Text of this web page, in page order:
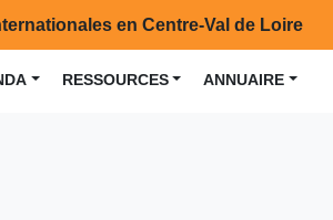
en Centre-Val de Loire
RESSOURCES ANNUAIRE